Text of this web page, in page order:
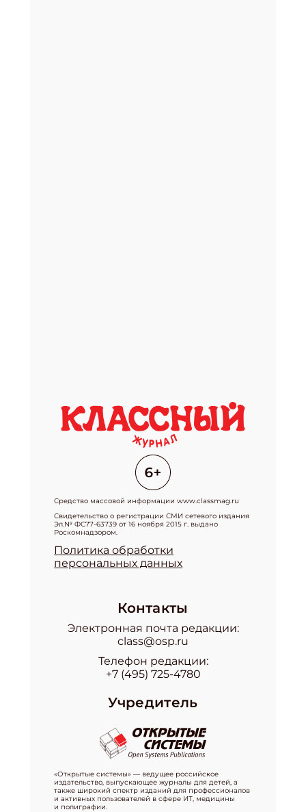
Средство массовой информации www.classmag.ru
Свидетельство о регистрации СМИ сетевого издания
Эл.№ ФС77-63739 от 16 ноября 2015 г. выдано
Роскомнадзором.
Политика обработки
персональных данных
Контакты
Электронная почта редакции:
class@osp.ru
Телефон редакции:
+7 (495) 725-4780
Учредитель
«Открытые системы» — ведущее российское
издательство, выпускающее журналы для детей, а
также широкий спектр изданий для профессионалов
и активных пользователей в сфере ИТ, медицины
и полиграфии.